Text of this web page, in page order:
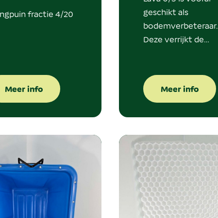
fractie 4/20
Meer info
geschikt als
bodemverbeteraar.
Deze verrijkt de…
Meer info